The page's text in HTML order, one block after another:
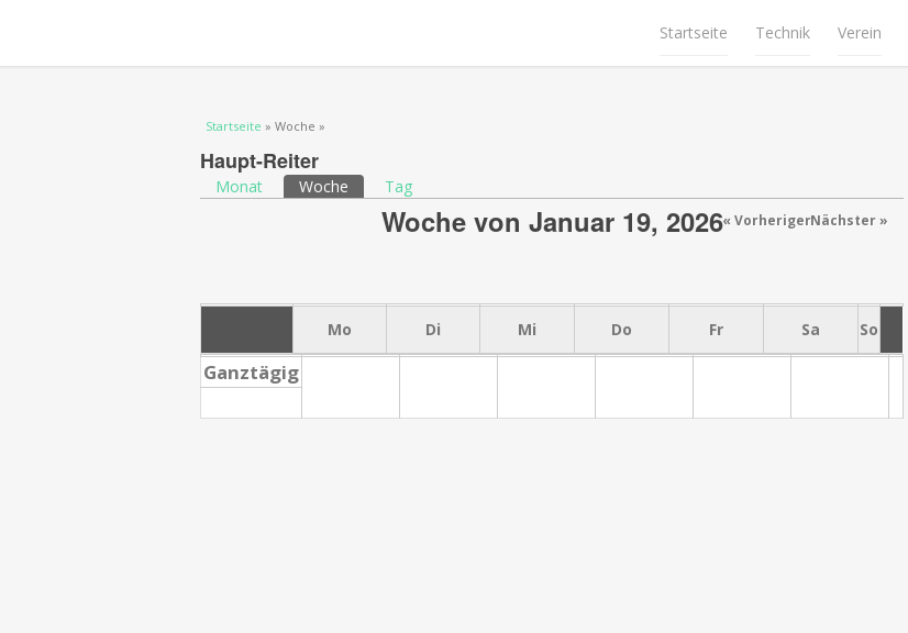
Startseite Technik Verein
Sie sind hier
Startseite » Woche »
Haupt-Reiter
Monat Woche (aktiver Reiter)
Tag
Woche von Januar 19, 2026« VorherigerNächster »
Mo Di Mi Do Fr Sa So
Ganztägig